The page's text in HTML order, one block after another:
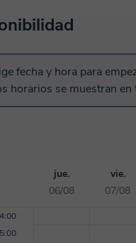
fecha y hora para
horarios se muestran
jue.
06/08
vie.
07/08